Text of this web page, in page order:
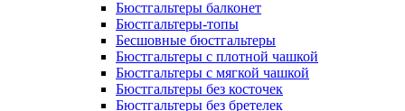
Бюстгальтеры балконет
Бюстгальтеры-топы
Бесшовные бюстгальтеры
Бюстгальтеры с плотной чашкой
Бюстгальтеры с мягкой чашкой
Бюстгальтеры без косточек
Бюстгальтеры без бретелек